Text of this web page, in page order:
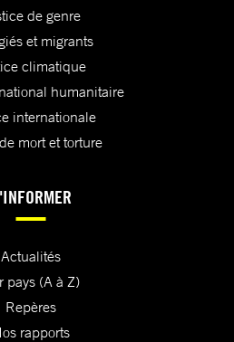
de genre
et migrants
climatique
humanitaire
internationale
mort et torture
Actualités
pays (A à Z)
Repères
rapports